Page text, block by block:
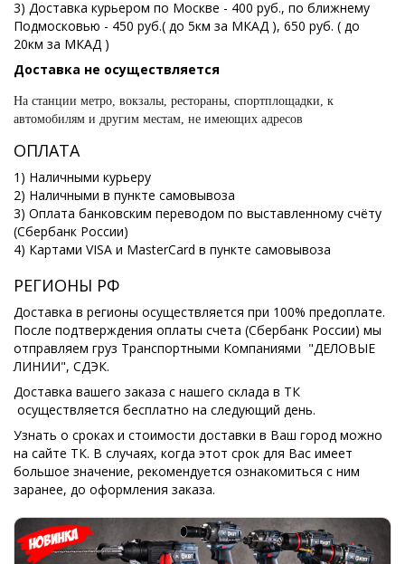
3) Доставка курьером по Москве - 400 руб., по ближнему
Подмосковью - 450 руб.( до 5км за МКАД ), 650 руб. ( до
20км за МКАД )
Доставка не осуществляется
На станции метро, вокзалы, рестораны, спортплощадки, к
автомобилям и другим местам, не имеющих адресов
ОПЛАТА
1) Наличными курьеру
2) Наличными в пункте самовывоза
3) Оплата банковским переводом по выставленному счёту
(Сбербанк России)
4) Картами VISA и MasterCard в пункте самовывоза
РЕГИОНЫ РФ
Доставка в регионы осуществляется при 100% предоплате.
После подтверждения оплаты счета (Сбербанк России) мы
отправляем груз Транспортными Компаниями "ДЕЛОВЫЕ
ЛИНИИ", СДЭК.
Доставка вашего заказа с нашего склада в ТК
осуществляется бесплатно на следующий день.
Узнать о сроках и стоимости доставки в Ваш город можно
на сайте ТК. В случаях, когда этот срок для Вас имеет
большое значение, рекомендуется ознакомиться с ним
заранее, до оформления заказа.